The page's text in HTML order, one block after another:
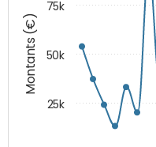
Montants (€)
25k
50k
75k